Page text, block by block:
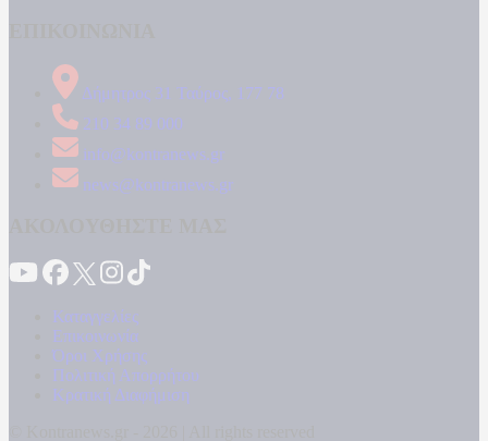
Δήμητρος 31 Ταύρος, 177 78
210 34 89 000
info@kontranews.gr
news@kontranews.gr
Καταγγελίες
Επικοινωνία
Όροι Χρήσης
Πολιτική Απορρήτου
Κρατική Διαφήμιση